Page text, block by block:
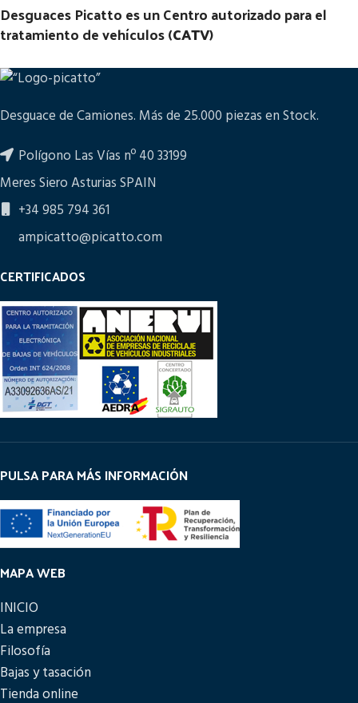
Desguaces Picatto es un Centro autorizado para el
tratamiento de vehículos (CATV)
Desguace de Camiones. Más de 25.000 piezas en Stock.
Polígono Las Vías nº 40 33199
Meres Siero Asturias SPAIN
+34 985 794 361
ampicatto@picatto.com
CERTIFICADOS
PULSA PARA MÁS INFORMACIÓN
MAPA WEB
INICIO
La empresa
Filosofía
Bajas y tasación
Tienda online